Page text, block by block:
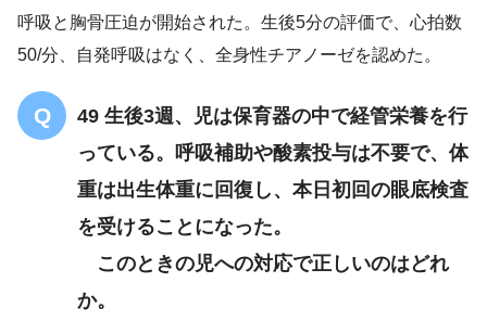
呼吸と胸骨圧迫が開始された。生後5分の評価で、心拍数
50/分、自発呼吸はなく、全身性チアノーゼを認めた。
49 生後3週、児は保育器の中で経管栄養を行
っている。呼吸補助や酸素投与は不要で、体
重は出生体重に回復し、本日初回の眼底検査
を受けることになった。
このときの児への対応で正しいのはどれ
か。